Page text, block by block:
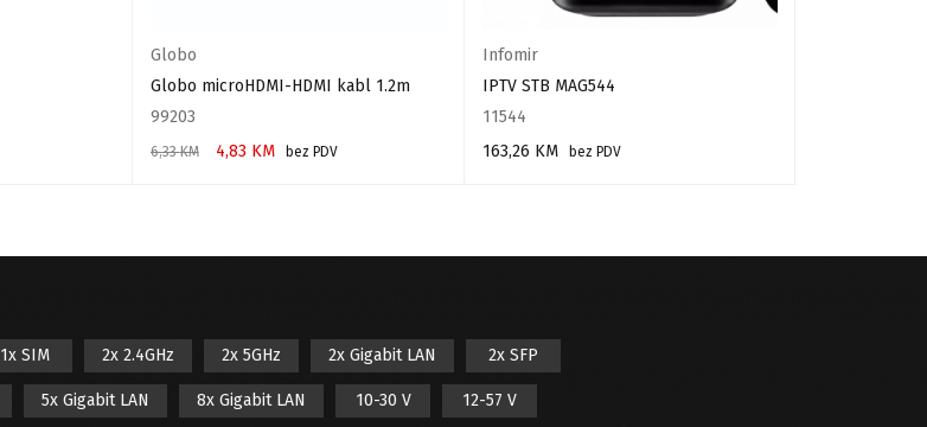
Globo
Globo microHDMI-HDMI kabl 1.2m
99203
6,33KM 4,83 KM
bez PDV
Infomir
IPTV STB MAG544
11544
163,26 KM
bez PDV
1x SIM 2x 2.4GHz 2x 5GHz 2x Gigabit LAN 2x SFP
5x Gigabit LAN 8x Gigabit LAN 10-30 V 12-57 V